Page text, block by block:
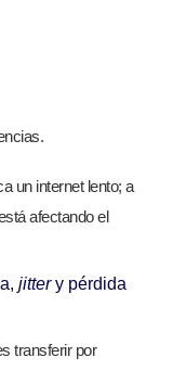
un internet lento; a
afectando el
jittery pérdida
transferir por